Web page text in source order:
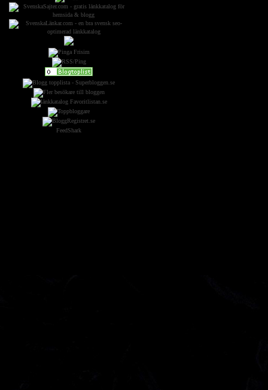
FeedShark